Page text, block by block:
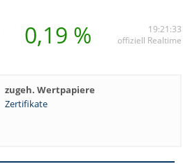
0,19 %
19:21:33
offiziell Realtime
zugeh. Wertpapiere
Zertifikate